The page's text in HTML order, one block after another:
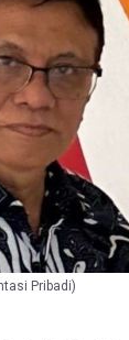
Pribadi)